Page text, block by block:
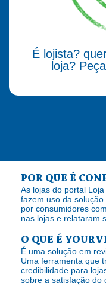
É lojista?
loja?
POR QUE É
As lojas do portal
fazem uso da
por consumidores
nas lojas e relataram
O QUE É
É uma solução em
Uma ferramenta que
credibilidade para
sobre a satisfação do